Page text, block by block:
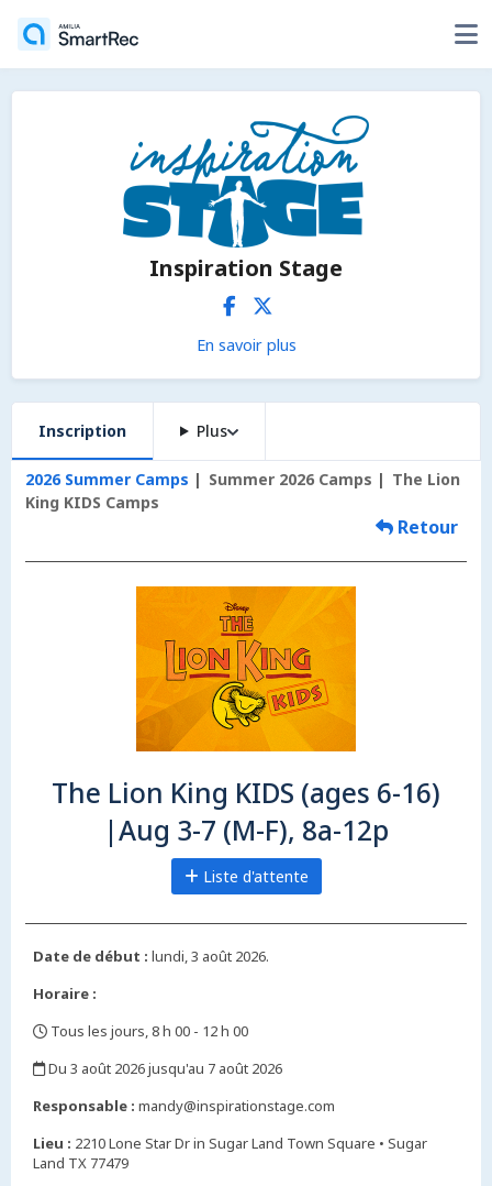
Inspiration Stage
En savoir plus
Inscription Plus
2026 Summer Camps Summer 2026 Camps
The Lion
King KIDS Camps
Retour
The Lion King KIDS (ages 6-16)
|Aug 3-7 (M-F), 8a-12p
Liste d'attente
Date de début : lundi, 3 août 2026.
Horaire :
Tous les jours, 8 h 00 - 12 h 00
Du 3 août 2026 jusqu'au 7 août 2026
Responsable : mandy@inspirationstage.com
Lieu : 2210 Lone Star Dr in Sugar Land Town Square • Sugar
Land TX 77479